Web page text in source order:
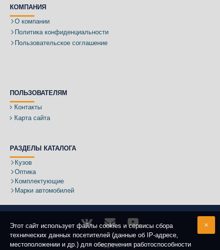
КОМПАНИЯ
О компании
Политика конфиденциальности
Пользовательское соглашение
ПОЛЬЗОВАТЕЛЯМ
Контакты
Карта сайта
РАЗДЕЛЫ КАТАЛОГА
Кузов
Оптика
Комплектующие
Марки автомобилей
Адрес:
Этот сайт использует файлы cookies и сервисы сбора
технических данных посетителей (данные об IP-адресе,
местоположении и др.) для обеспечения работоспособности